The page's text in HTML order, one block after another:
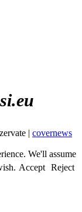
| covernews
We'll assume
Accept Reject